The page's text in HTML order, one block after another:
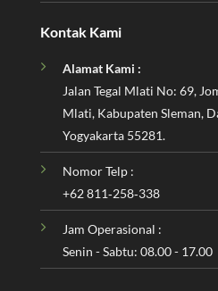
Kontak Kami
Alamat Kami :
Jalan Tegal Mlati No: 69,
Mlati, Kabupaten Sleman,
Yogyakarta 55281.
Nomor Telp :
‪+62 811‑258‑338‬
Jam Operasional :
Senin - Sabtu: 08.00 - 17.00